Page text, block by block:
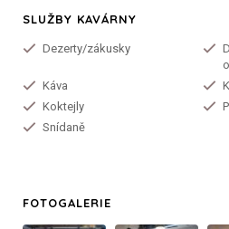
SLUŽBY KAVÁRNY
Dezerty/zákusky
Káva
Koktejly
Snídaně
FOTOGALERIE